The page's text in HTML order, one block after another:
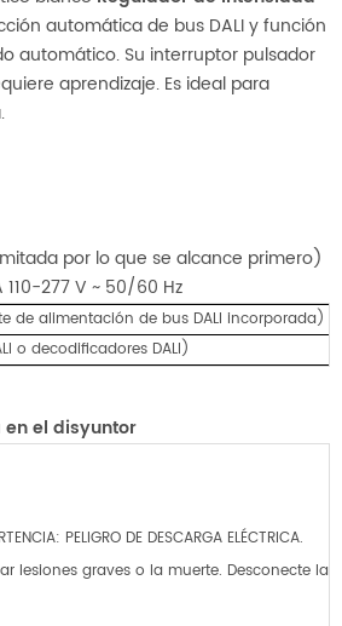
automática de bus DALI y función
automático. Su interruptor pulsador
aprendizaje. Es ideal para
por lo que se alcance primero)
277 V ~ 50/60 Hz
de alimentación de bus DALI incorporada)
o decodificadores DALI)
en el disyuntor
PELIGRO DE DESCARGA ELÉCTRICA.
lesiones graves o la muerte. Desconecte